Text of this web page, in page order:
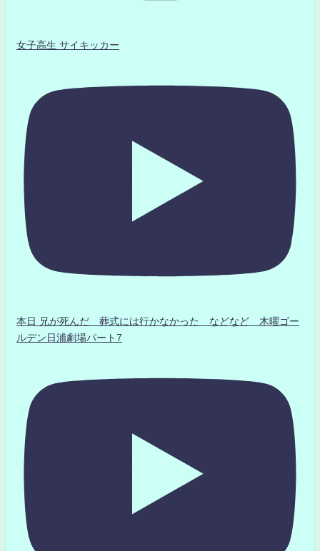
女子高生 サイキッカー
本日 兄が死んだ 葬式には行かなかった などなど 木曜ゴー
ルデン日浦劇場パート7